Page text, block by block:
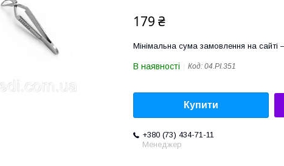
179 ₴
Мінімальна сума замовлення на сайті
В наявності Код: 04.PI.351
Купити
+380 (73) 434-71-11
Менеджер